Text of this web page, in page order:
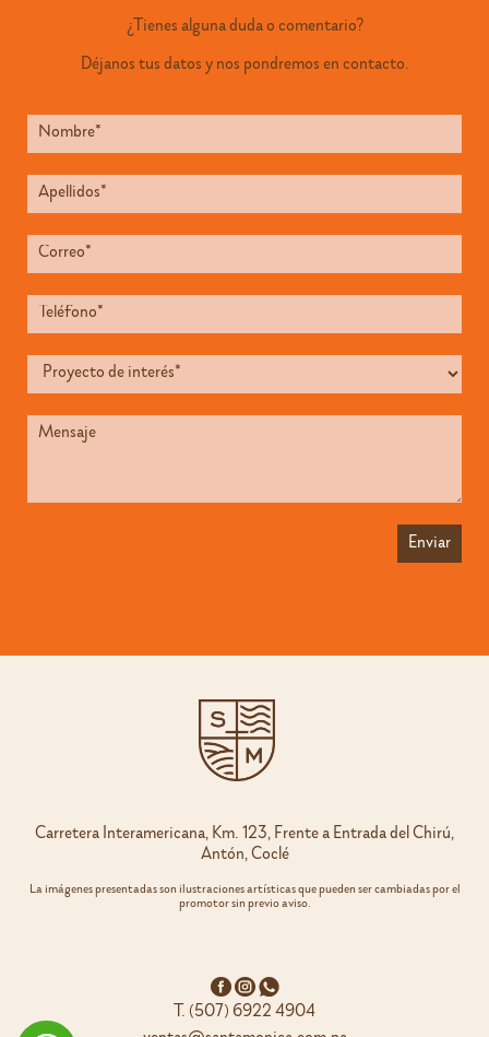
¿Tienes alguna duda o comentario?
Déjanos tus datos y nos pondremos en contacto.
Carretera Interamericana, Km. 123, Frente a Entrada del Chirú,
Antón, Coclé
La imágenes presentadas son ilustraciones artísticas que pueden ser cambiadas por el
promotor sin previo aviso.
T. (507) 6922 4904